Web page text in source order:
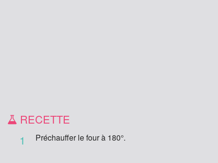
RECETTE
1
Préchauffer le four à 180°.